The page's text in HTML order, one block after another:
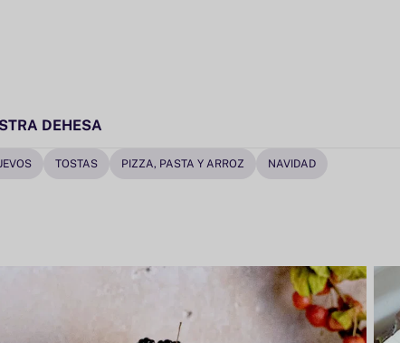
DEHESA
TOSTAS PIZZA, PASTA Y ARROZ NAVIDAD